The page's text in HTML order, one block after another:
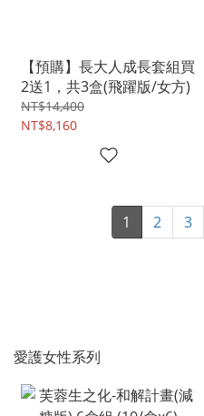
【預購】長大人成長套組買
2送1，共3盒(飛躍版/女方)
NT$14,400
NT$8,160
1 2 3
愛護女性系列